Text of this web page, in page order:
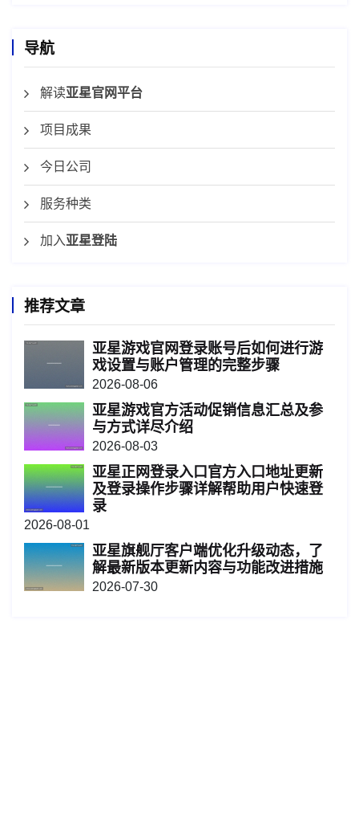
导航
解读亚星官网平台
项目成果
今日公司
服务种类
加入亚星登陆
推荐文章
亚星游戏官网登录账号后如何进行游
戏设置与账户管理的完整步骤
2026-08-06
亚星游戏官方活动促销信息汇总及参
与方式详尽介绍
2026-08-03
亚星正网登录入口官方入口地址更新
及登录操作步骤详解帮助用户快速登
录
2026-08-01
亚星旗舰厅客户端优化升级动态，了
解最新版本更新内容与功能改进措施
2026-07-30